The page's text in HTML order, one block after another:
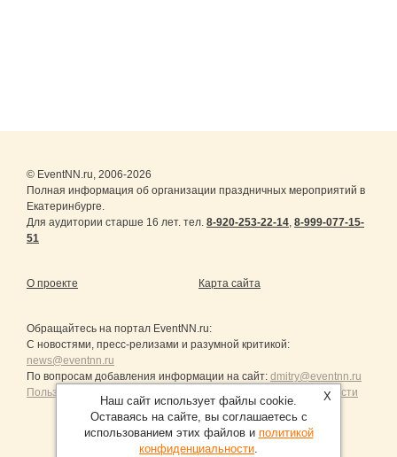
© EventNN.ru, 2006-2026
Полная информация об организации праздничных мероприятий в
Екатеринбурге.
Для аудитории старше 16 лет. тел. 8-920-253-22-14, 8-999-077-15-
51
О проекте Карта сайта
Обращайтесь на портал EventNN.ru:
С новостями, пресс-релизами и разумной критикой:
news@eventnn.ru
По вопросам добавления информации на сайт: dmitry@eventnn.ru
Пользовательское Соглашение и политика конфиденциальности
X
Наш сайт использует файлы cookie.
Оставаясь на сайте, вы соглашаетесь с
использованием этих файлов и политикой
конфиденциальности.